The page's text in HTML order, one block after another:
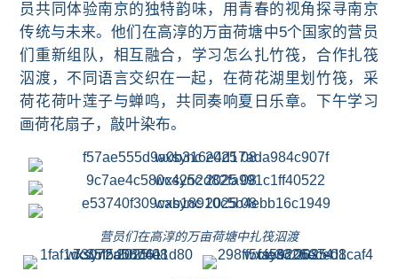
员共同体验南京的独特韵味，用青春的视角探寻南京
传统与未来。他们在高淳的万亩荷塘中5个国家的营员
们重新组队，相互融合， 学习怎么扎竹筏， 合作扎筏
泅渡，不同语言交织在一起， 在荷花湖里划竹筏，采
荷花荷叶莲子与蝉鸣，共同奏响夏日乐章。 下午学习
画荷花扇子，敲叶染布。
营员们在高淳的万亩荷塘中扎筏泅渡